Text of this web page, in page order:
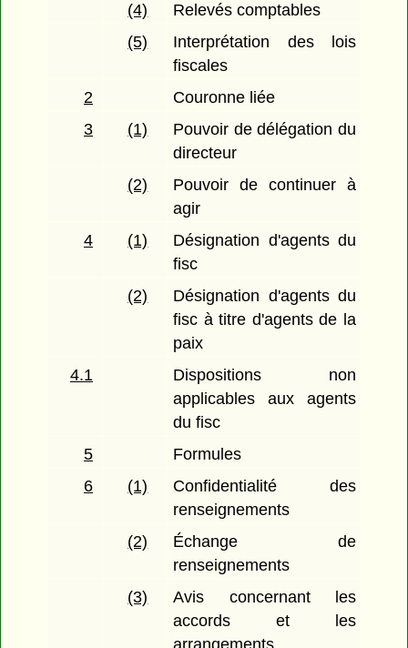
(4)
Relevés comptables
(5)
Interprétation des lois
fiscales
2
Couronne liée
3
(1)
Pouvoir de délégation du
directeur
(2)
Pouvoir de continuer à
agir
4
(1)
Désignation d'agents du
fisc
(2)
Désignation d'agents du
fisc à titre d'agents de la
paix
4.1
Dispositions non
applicables aux agents
du fisc
5
Formules
6
(1)
Confidentialité des
renseignements
(2)
Échange de
renseignements
(3)
Avis concernant les
accords et les